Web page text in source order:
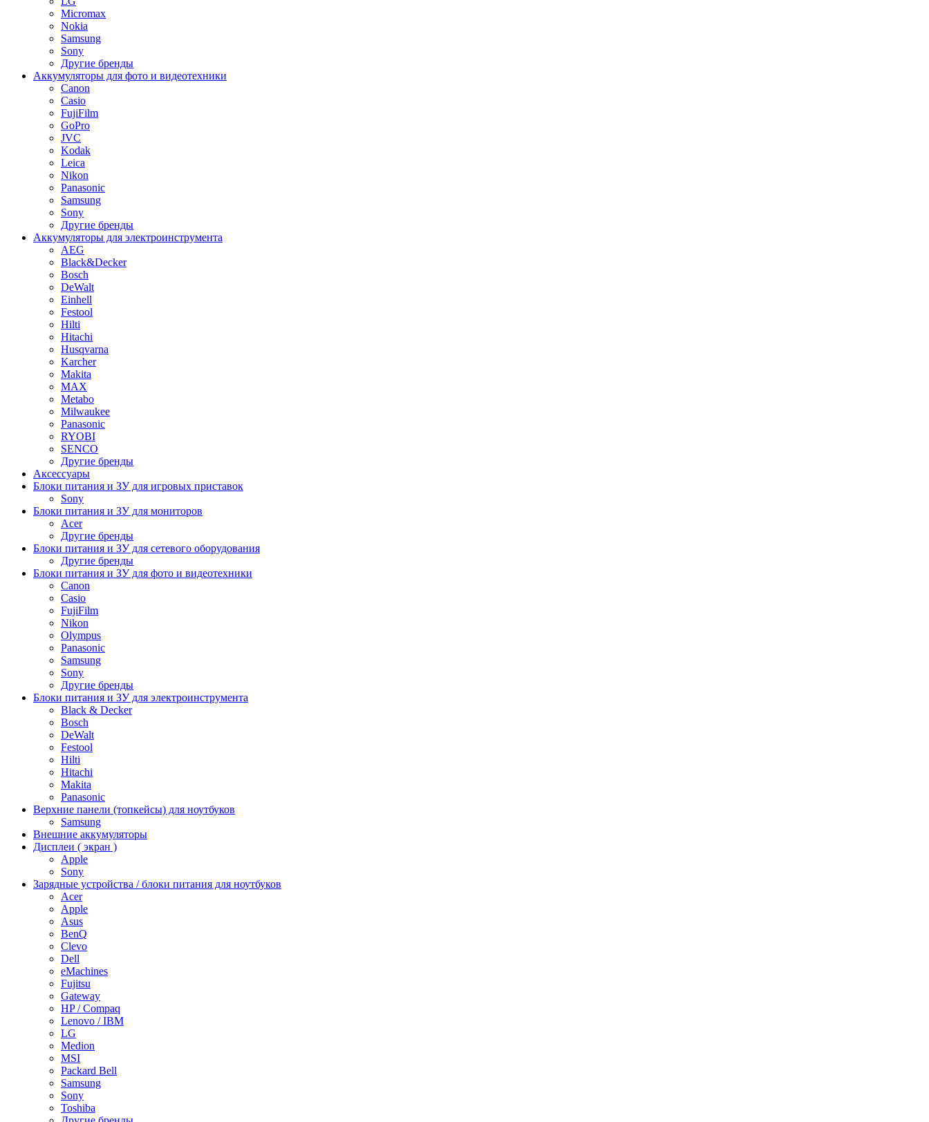
Micromax
Nokia
Samsung
Sony
Другие бренды
Аккумуляторы для фото и видеотехники
Canon
Casio
FujiFilm
GoPro
JVC
Kodak
Leica
Nikon
Panasonic
Samsung
Sony
Другие бренды
Аккумуляторы для электроинструмента
AEG
Black&Decker
Bosch
DeWalt
Einhell
Festool
Hilti
Hitachi
Husqvarna
Karcher
Makita
MAX
Metabo
Milwaukee
Panasonic
RYOBI
SENCO
Другие бренды
Аксессуары
Блоки питания и ЗУ для игровых приставок
Sony
Блоки питания и ЗУ для мониторов
Acer
Другие бренды
Блоки питания и ЗУ для сетевого оборудования
Другие бренды
Блоки питания и ЗУ для фото и видеотехники
Canon
Casio
FujiFilm
Nikon
Olympus
Panasonic
Samsung
Sony
Другие бренды
Блоки питания и ЗУ для электроинструмента
Black & Decker
Bosch
DeWalt
Festool
Hilti
Hitachi
Makita
Panasonic
Верхние панели (топкейсы) для ноутбуков
Samsung
Внешние аккумуляторы
Дисплеи ( экран )
Apple
Sony
Зарядные устройства / блоки питания для ноутбуков
Acer
Apple
Asus
BenQ
Clevo
Dell
eMachines
Fujitsu
Gateway
HP / Compaq
Lenovo / IBM
LG
Medion
MSI
Packard Bell
Samsung
Sony
Toshiba